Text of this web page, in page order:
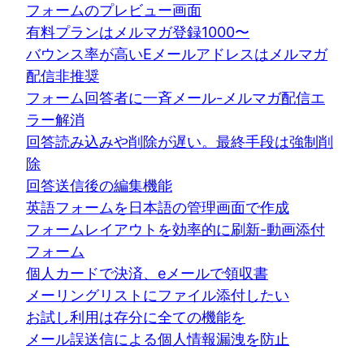
フォームのプレビュー画面
有料プランはメルマガ登録1000〜
バウンス率が高いEメールアドレスはメルマガ
配信非推奨
フォーム回答者に一斉メール-メルマガ配信エ
ラー解消
回答読み込みや削除が遅い。最終手段は強制削
除
回答送信後の編集機能
英語フォームを日本語の管理画面で作成
フォームレイアウトを効率的に刷新-動画添付
フォーム
個人カードで決済、eメールで領収書
メーリングリストにファイル添付したい
お試し利用は存分に全ての機能を
メール誤送信による個人情報漏洩を防止